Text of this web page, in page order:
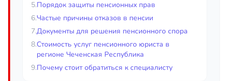
5.Порядок защиты пенсионных прав
6.Частые причины отказов в пенсии
7.Документы для решения пенсионного спора
8.Стоимость услуг пенсионного юриста в
регионе Чеченская Республика
9.Почему стоит обратиться к специалисту